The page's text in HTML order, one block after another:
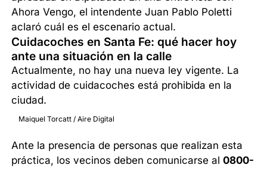
Ahora Vengo, el intendente Juan Pablo Poletti
aclaró cuál es el escenario actual.
Cuidacoches en Santa Fe: qué hacer hoy
ante una situación en la calle
Actualmente, no hay una nueva ley vigente. La
actividad de cuidacoches está prohibida en la
ciudad.
Maiquel Torcatt / Aire Digital
Ante la presencia de personas que realizan esta
práctica, los vecinos deben comunicarse al0800-